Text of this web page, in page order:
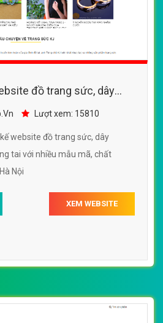
đồ trang sức, dây
bông tai với nhiều mẫu
Lượt xem: 15810
website đồ trang sức, dây
tai với nhiều mẫu mã, chất
Nội
XEM WEBSITE